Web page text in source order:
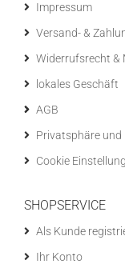
Impressum
Versand- &
Widerrufsrecht &
lokales Geschäft
AGB
Privatsphäre und
Cookie
SHOPSERVICE
Als Kunde
Ihr Konto